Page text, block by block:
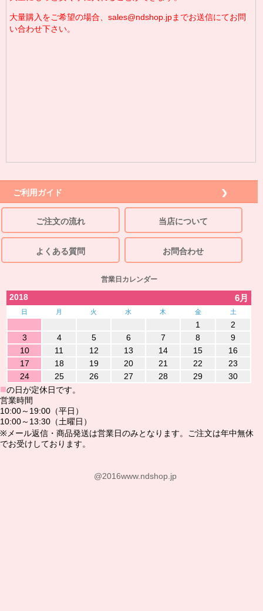
大量購入をご希望の場合、sales@ndshop.jpまでお送信にてお問
い合わせ下さい。
ご利用ガイド
ご注文の流れ 当店について
よくある質問 お問合わせ
営業日カレンダー
2018 6月
日 月 火 水 木 金 土
1
2
3
4 5 6 7 8
9
10
11 12 13 14 15
16
17
18 19 20 21 22
23
24
25 26 27 28 29 30
■の日が定休日です。
営業時間
10:00～19:00（平日）
10:00～13:30（土曜日）
※メール返信・商品発送は営業日のみとなります。ご注文は年中無休
でお受けしております。
@2016www.ndshop.jp